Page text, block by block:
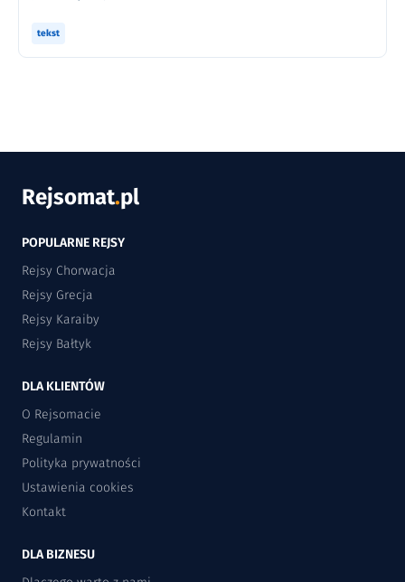
tekst
Rejsomat.pl
POPULARNE REJSY
Rejsy Chorwacja
Rejsy Grecja
Rejsy Karaiby
Rejsy Bałtyk
DLA KLIENTÓW
O Rejsomacie
Regulamin
Polityka prywatności
Ustawienia cookies
Kontakt
DLA BIZNESU